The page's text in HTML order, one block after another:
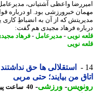
واعظی آشتیانی، مدیرعامل
خبرورزشی بود. او درباره
که از آن به انضباطِ کاری
فرهاد مجیدی هم گفت:
نویی-مدیرعامل-فرهاد مجیدی-
نویی
استقلالی ها حق نداشتند با
من بیایند؛ حتی مربی
-ورزشی-